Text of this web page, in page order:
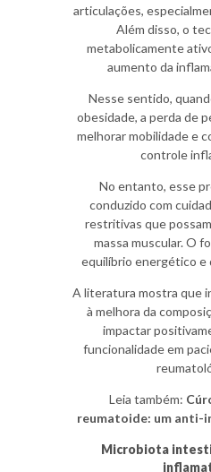
articulações,
Além disso, o
metabolicamente
aumento da
Nesse sentido,
obesidade, a perda de
melhorar mobilidade e
controle
No entanto, esse
conduzido com
restritivas que
massa muscular. O
equilíbrio energético e
A literatura mostra que
à melhora da
impactar
funcionalidade em
Leia também:
reumatoide: um anti-
Microbiota